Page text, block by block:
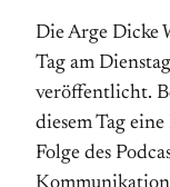
Die Arge Dicke
Tag am
veröffentlicht.
diesem Tag
Folge des